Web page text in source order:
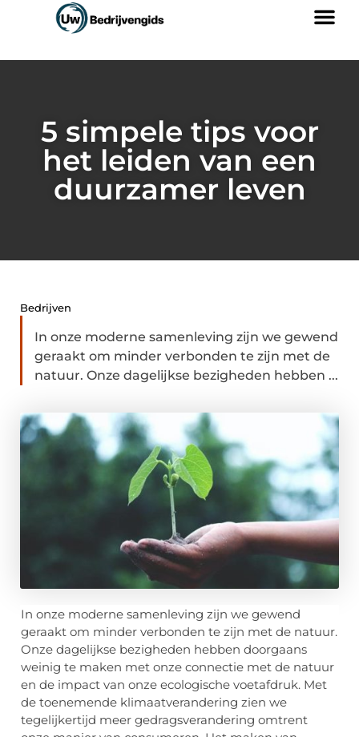
5 simpele tips voor
het leiden van een
duurzamer leven
Bedrijven
In onze moderne samenleving zijn we gewend
geraakt om minder verbonden te zijn met de
natuur. Onze dagelijkse bezigheden hebben ...
In onze moderne samenleving zijn we gewend
geraakt om minder verbonden te zijn met de natuur.
Onze dagelijkse bezigheden hebben doorgaans
weinig te maken met onze connectie met de natuur
en de impact van onze ecologische voetafdruk. Met
de toenemende klimaatverandering zien we
tegelijkertijd meer gedragsverandering omtrent